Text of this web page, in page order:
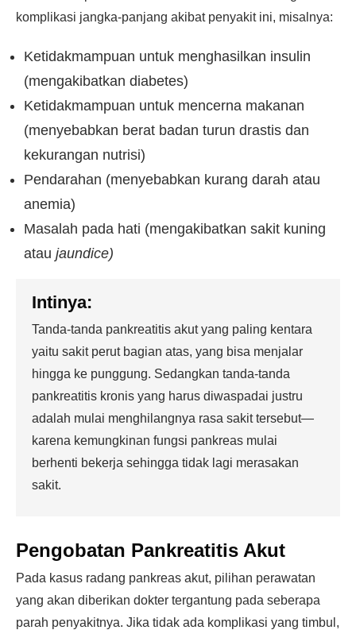
komplikasi jangka-panjang akibat penyakit ini, misalnya:
Ketidakmampuan untuk menghasilkan insulin
(mengakibatkan diabetes)
Ketidakmampuan untuk mencerna makanan
(menyebabkan berat badan turun drastis dan
kekurangan nutrisi)
Pendarahan (menyebabkan kurang darah atau
anemia)
Masalah pada hati (mengakibatkan sakit kuning
atau jaundice)
Intinya:
Tanda-tanda pankreatitis akut yang paling kentara
yaitu sakit perut bagian atas, yang bisa menjalar
hingga ke punggung. Sedangkan tanda-tanda
pankreatitis kronis yang harus diwaspadai justru
adalah mulai menghilangnya rasa sakit tersebut—
karena kemungkinan fungsi pankreas mulai
berhenti bekerja sehingga tidak lagi merasakan
sakit.
Pengobatan Pankreatitis Akut
Pada kasus radang pankreas akut, pilihan perawatan
yang akan diberikan dokter tergantung pada seberapa
parah penyakitnya. Jika tidak ada komplikasi yang timbul,